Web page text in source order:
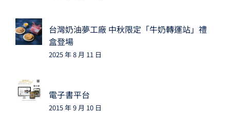
台灣奶油夢工廠 中秋限定「牛奶轉運站」禮
盒登場
2025 年 8 月 11 日
電子書平台
2015 年 9 月 10 日